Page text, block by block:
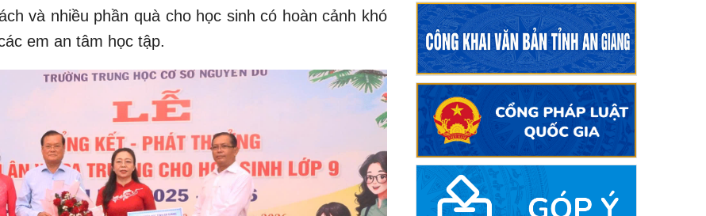
và nhiều phần quà cho học sinh có hoàn cảnh khó
em an tâm học tập.